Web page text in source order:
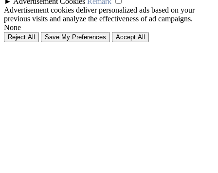
Advertisement cookies deliver personalized ads based on your
previous visits and analyze the effectiveness of ad campaigns.
None
Reject All Save My Preferences Accept All